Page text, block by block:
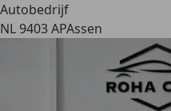
Autobedrijf
NL 9403 APAssen